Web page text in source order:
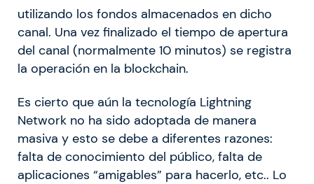
utilizando los fondos almacenados en dicho
canal. Una vez finalizado el tiempo de apertura
del canal (normalmente 10 minutos) se registra
la operación en la blockchain.
Es cierto que aún la tecnología Lightning
Network no ha sido adoptada de manera
masiva y esto se debe a diferentes razones:
falta de conocimiento del público, falta de
aplicaciones “amigables” para hacerlo, etc.. Lo